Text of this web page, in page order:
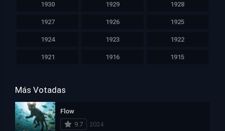
1930 1929 1928
1927 1926 1925
1924 1923 1922
1921 1916 1915
Más Votadas
Flow
9.7
2024